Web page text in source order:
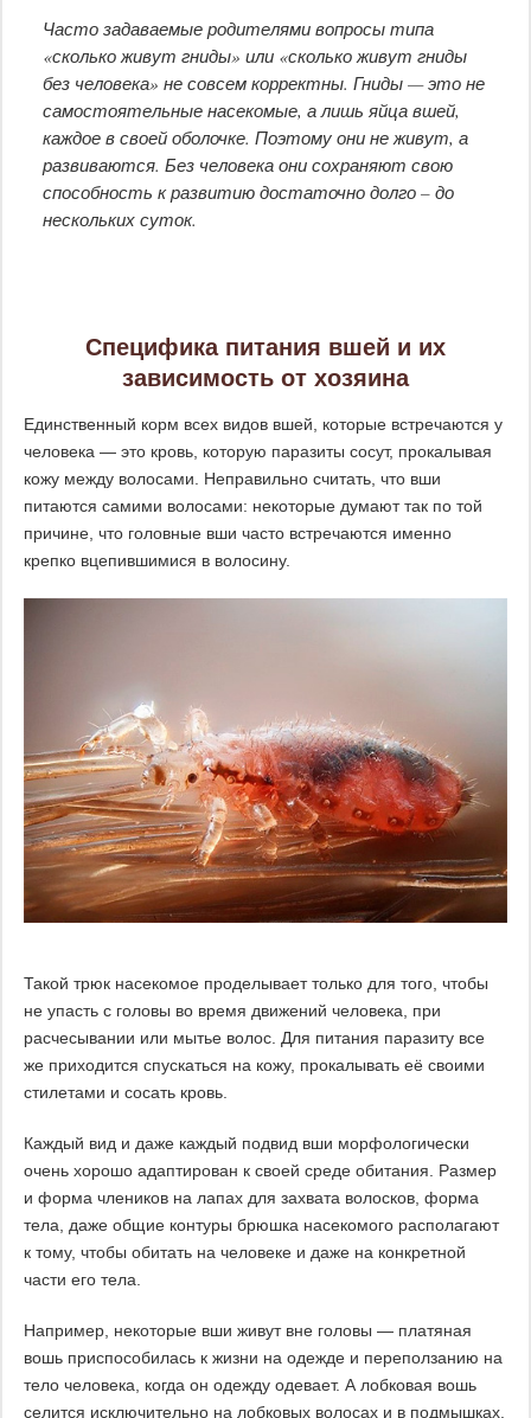
Часто задаваемые родителями вопросы типа
«сколько живут гниды» или «сколько живут гниды
без человека» не совсем корректны. Гниды — это не
самостоятельные насекомые, а лишь яйца вшей,
каждое в своей оболочке. Поэтому они не живут, а
развиваются. Без человека они сохраняют свою
способность к развитию достаточно долго – до
нескольких суток.
Специфика питания вшей и их
зависимость от хозяина
Единственный корм всех видов вшей, которые встречаются у
человека — это кровь, которую паразиты сосут, прокалывая
кожу между волосами. Неправильно считать, что вши
питаются самими волосами: некоторые думают так по той
причине, что головные вши часто встречаются именно
крепко вцепившимися в волосину.
Такой трюк насекомое проделывает только для того, чтобы
не упасть с головы во время движений человека, при
расчесывании или мытье волос. Для питания паразиту все
же приходится спускаться на кожу, прокалывать её своими
стилетами и сосать кровь.
Каждый вид и даже каждый подвид вши морфологически
очень хорошо адаптирован к своей среде обитания. Размер
и форма члеников на лапах для захвата волосков, форма
тела, даже общие контуры брюшка насекомого располагают
к тому, чтобы обитать на человеке и даже на конкретной
части его тела.
Например, некоторые вши живут вне головы — платяная
вошь приспособилась к жизни на одежде и переползанию на
тело человека, когда он одежду одевает. А лобковая вошь
селится исключительно на лобковых волосах и в подмышках.